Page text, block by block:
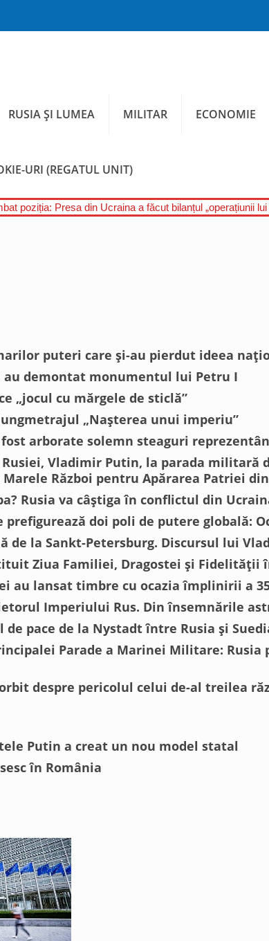
RUSIA ȘI LUMEA MILITAR ECONOMIE
URI (REGATUL UNIT)
poziția: Presa din Ucraina a făcut bilanțul „operațiunii lui
puteri care și-au pierdut ideea
demontat monumentul lui Petru I
„jocul cu mărgele de sticlă”
„Nașterea unui imperiu”
fost arborate solemn steaguri
Vladimir Putin, la parada militară
Război pentru Apărarea Patriei din
Rusia va câștiga în conflictul din
prefigurează doi poli de putere globală:
de la Sankt-Petersburg. Discursul lui
Ziua Familiei, Dragostei și Fidelității
au lansat timbre cu ocazia împlinirii a
Imperiului Rus. Din însemnările
de pace de la Nystadt între Rusia și
Parade a Marinei Militare:
despre pericolul celui de-al treilea
Putin a creat un nou model statal
în România